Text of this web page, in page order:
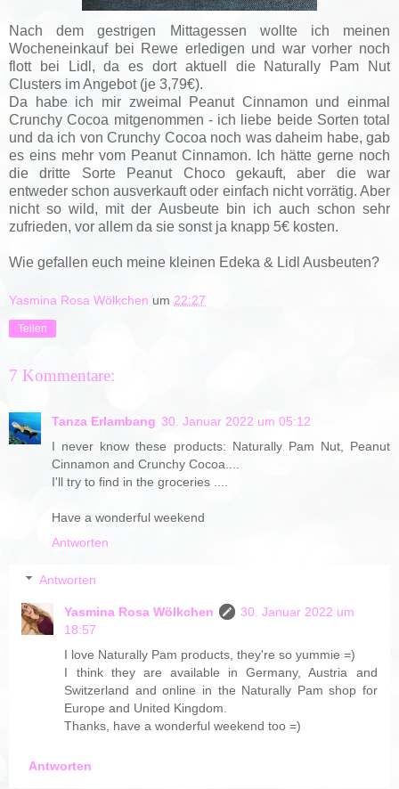
Nach dem gestrigen Mittagessen wollte ich meinen
Wocheneinkauf bei Rewe erledigen und war vorher noch
flott bei Lidl, da es dort aktuell die Naturally Pam Nut
Clusters im Angebot (je 3,79€).
Da habe ich mir zweimal Peanut Cinnamon und einmal
Crunchy Cocoa mitgenommen - ich liebe beide Sorten total
und da ich von Crunchy Cocoa noch was daheim habe, gab
es eins mehr vom Peanut Cinnamon. Ich hätte gerne noch
die dritte Sorte Peanut Choco gekauft, aber die war
entweder schon ausverkauft oder einfach nicht vorrätig. Aber
nicht so wild, mit der Ausbeute bin ich auch schon sehr
zufrieden, vor allem da sie sonst ja knapp 5€ kosten.
Wie gefallen euch meine kleinen Edeka & Lidl Ausbeuten?
Yasmina Rosa Wölkchen um 22:27
Teilen
7 Kommentare:
Tanza Erlambang 30. Januar 2022 um 05:12
I never know these products: Naturally Pam Nut, Peanut
Cinnamon and Crunchy Cocoa....
I'll try to find in the groceries ....
Have a wonderful weekend
Antworten
Antworten
Yasmina Rosa Wölkchen
30. Januar 2022 um
18:57
I love Naturally Pam products, they're so yummie =)
I think they are available in Germany, Austria and
Switzerland and online in the Naturally Pam shop for
Europe and United Kingdom.
Thanks, have a wonderful weekend too =)
Antworten